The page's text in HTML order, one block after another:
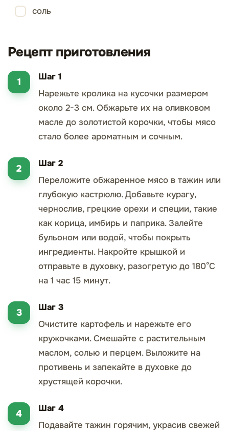
соль
Рецепт приготовления
Шаг 1
Нарежьте кролика на кусочки размером
около 2-3 см. Обжарьте их на оливковом
масле до золотистой корочки, чтобы мясо
стало более ароматным и сочным.
Шаг 2
Переложите обжаренное мясо в тажин или
глубокую кастрюлю. Добавьте курагу,
чернослив, грецкие орехи и специи, такие
как корица, имбирь и паприка. Залейте
бульоном или водой, чтобы покрыть
ингредиенты. Накройте крышкой и
отправьте в духовку, разогретую до 180°C
на 1 час 15 минут.
Шаг 3
Очистите картофель и нарежьте его
кружочками. Смешайте с растительным
маслом, солью и перцем. Выложите на
противень и запекайте в духовке до
хрустящей корочки.
Шаг 4
Подавайте тажин горячим, украсив свежей